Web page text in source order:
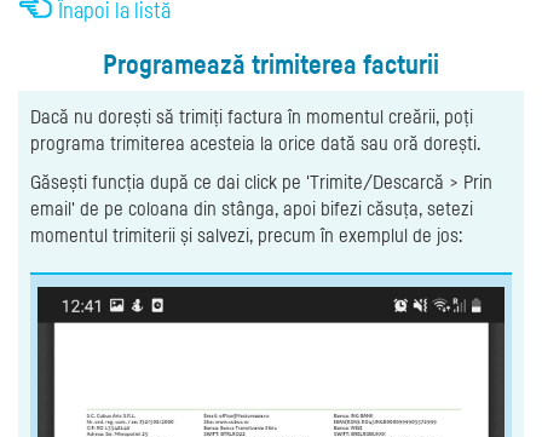
Înapoi la listă
Programează trimiterea facturii
Dacă nu dorești să trimiți factura în momentul creării, poți
programa trimiterea acesteia la orice dată sau oră dorești.
Găsești funcția după ce dai click pe 'Trimite/Descarcă > Prin
email' de pe coloana din stânga, apoi bifezi căsuța, setezi
momentul trimiterii și salvezi, precum în exemplul de jos: